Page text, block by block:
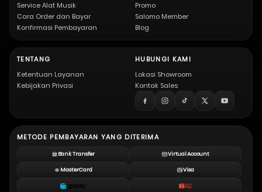
Service Alat Musik
Cara Order dan Bayar
Konfirmasi Pembayaran
Promo
Salomo Member
Blog
TENTANG
Ketentuan Layanan
Kebijakan Privasi
HUBUNGI KAMI
Lokasi Showroom
Kontak Sales
METODE PEMBAYARAN YANG DITERIMA
Bank Transfer Virtual Account
MasterCard Visa